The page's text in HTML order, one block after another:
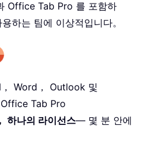
Office Tab Pro 를 포함하
하는 팀에 이상적입니다。
Word， Outlook 및
Tab Pro
하나의 라이선스— 몇 분 안에